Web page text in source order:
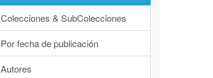
Colecciones & SubColecciones
Por fecha de publicación
Autores